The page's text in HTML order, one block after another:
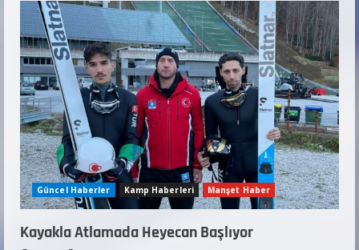
Güncel Haberler Kamp Haberleri Manşet Haber
Kayakla Atlamada Heyecan Başlıyor